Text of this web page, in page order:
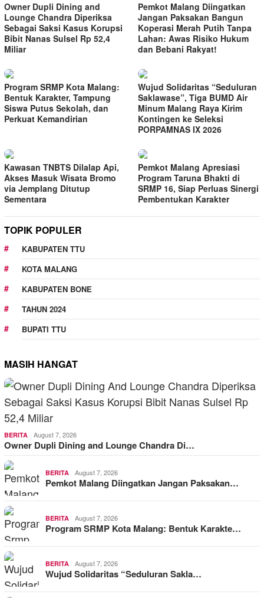
Owner Dupli Dining and
Lounge Chandra Diperiksa
Sebagai Saksi Kasus Korupsi
Bibit Nanas Sulsel Rp 52,4
Miliar
Pemkot Malang Diingatkan
Jangan Paksakan Bangun
Koperasi Merah Putih Tanpa
Lahan: Awas Risiko Hukum
dan Bebani Rakyat!
Program SRMP Kota Malang:
Bentuk Karakter, Tampung
Siswa Putus Sekolah, dan
Perkuat Kemandirian
Wujud Solidaritas “Seduluran
Saklawase”, Tiga BUMD Air
Minum Malang Raya Kirim
Kontingen ke Seleksi
PORPAMNAS IX 2026
Kawasan TNBTS Dilalap Api,
Akses Masuk Wisata Bromo
via Jemplang Ditutup
Sementara
Pemkot Malang Apresiasi
Program Taruna Bhakti di
SRMP 16, Siap Perluas Sinergi
Pembentukan Karakter
TOPIK POPULER
KABUPATEN TTU
KOTA MALANG
KABUPATEN BONE
TAHUN 2024
BUPATI TTU
MASIH HANGAT
BERITA August 7, 2026
Owner Dupli Dining and Lounge Chandra Di…
BERITA August 7, 2026
Pemkot Malang Diingatkan Jangan Paksakan…
BERITA August 7, 2026
Program SRMP Kota Malang: Bentuk Karakte…
BERITA August 7, 2026
Wujud Solidaritas “Seduluran Sakla…